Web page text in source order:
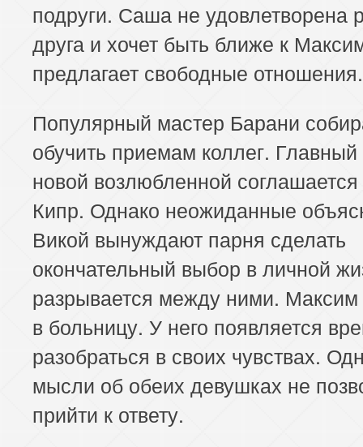
подруги. Саша не удовлетворена
друга и хочет быть ближе к
предлагает свободные отношения.
Популярный мастер Барани
обучить приемам коллег. Главный
новой возлюбленной соглашается
Кипр. Однако неожиданные
Викой вынуждают парня сделать
окончательный выбор в личной
разрывается между ними. Максим
в больницу. У него появляется
разобраться в своих чувствах.
мысли об обеих девушках не
прийти к ответу.